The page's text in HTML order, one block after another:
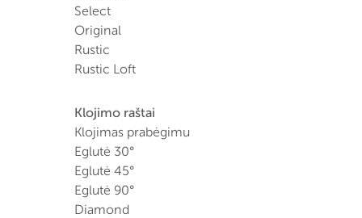
Select
Original
Rustic
Rustic Loft
Klojimo raštai
Klojimas prabėgimu
Eglutė 30°
Eglutė 45°
Eglutė 90°
Diamond